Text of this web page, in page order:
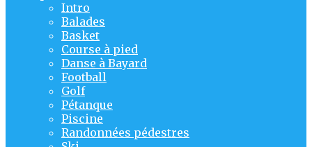
Intro
Balades
Basket
Course à pied
Danse à Bayard
Football
Golf
Pétanque
Piscine
Randonnées pédestres